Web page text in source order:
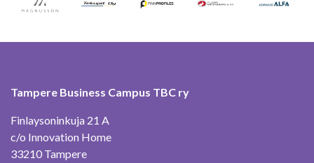
Tampere Business Campus TBC ry
Finlaysoninkuja 21 A
c/o Innovation Home
33210 Tampere